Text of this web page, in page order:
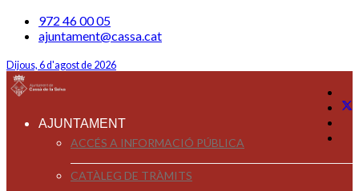
972 46 00 05
ajuntament@cassa.cat
Dijous, 6 d'agost de 2026
AJUNTAMENT
ACCÉS A INFORMACIÓ PÚBLICA
CATÀLEG DE TRÀMITS